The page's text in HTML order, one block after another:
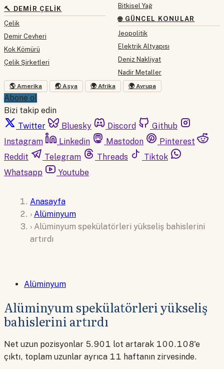
🔨 DEMIR ÇELIK
Çelik
Demir Cevheri
Kok Kömürü
Çelik Şirketleri
Bitkisel Yağ
🌐 GÜNCEL KONULAR
Jeopolitik
Elektrik Altyapısı
Deniz Nakliyat
Nadir Metaller
🌎 Amerika 🌏 Asya 🌍 Afrika 🌍 Avrupa
Abone ol
Bizi takip edin
Twitter
Bluesky Discord
Github
Instagram
Linkedin Mastodon
Pinterest
Reddit
Telegram Threads
Tiktok
Whatsapp
Youtube
Anasayfa
› Alüminyum
› Alüminyum spekülatörleri yükseliş bahislerini
artırdı
Alüminyum
Alüminyum spekülatörleri yükseliş
bahislerini artırdı
Net uzun pozisyonlar 5.901 lot artarak 100.108'e
çıktı, toplam uzunlar ayrıca 11 haftanın zirvesinde.